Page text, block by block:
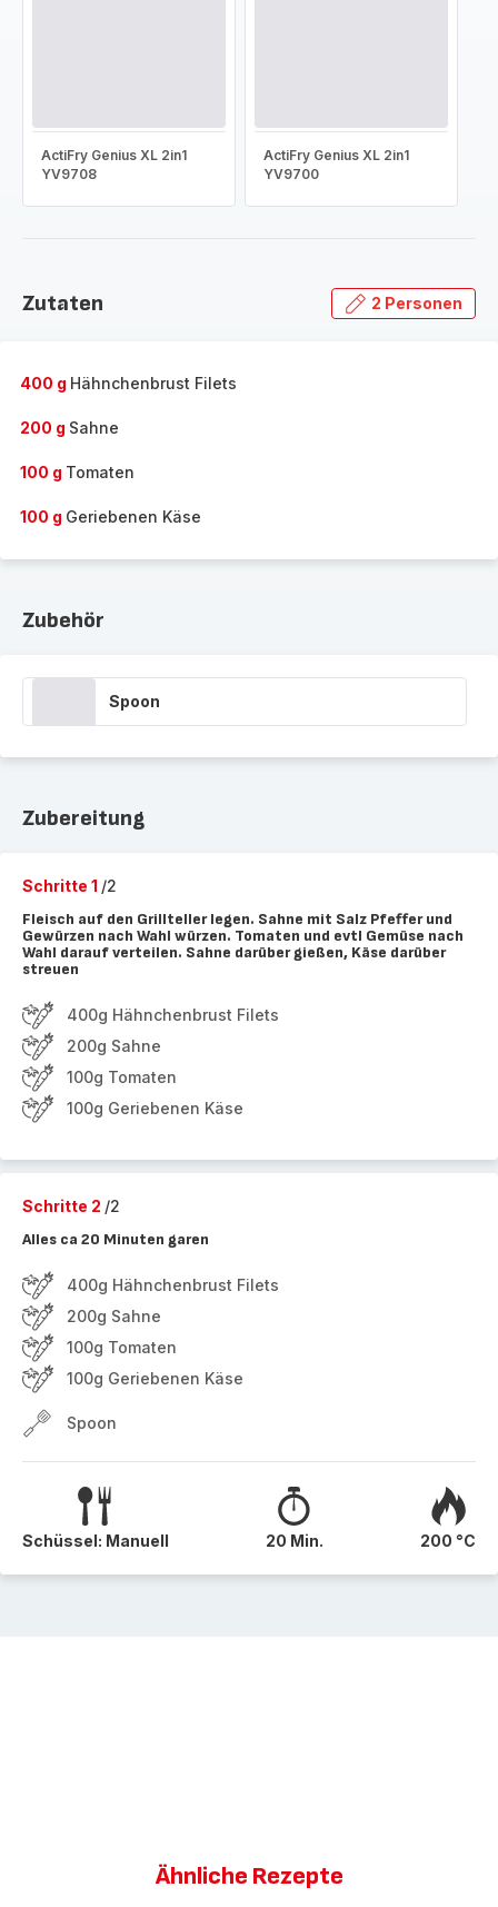
ActiFry Genius XL 2in1
YV9708
ActiFry Genius XL 2in1
YV9700
Zutaten 2 Personen
400 g Hähnchenbrust Filets
200 g Sahne
100 g Tomaten
100 g Geriebenen Käse
Zubehör
Spoon
Zubereitung
Schritte 1 /2
Fleisch auf den Grillteller legen. Sahne mit Salz Pfeffer und
Gewürzen nach Wahl würzen. Tomaten und evtl Gemüse nach
Wahl darauf verteilen. Sahne darüber gießen, Käse darüber
streuen
400g Hähnchenbrust Filets
200g Sahne
100g Tomaten
100g Geriebenen Käse
Schritte 2 /2
Alles ca 20 Minuten garen
400g Hähnchenbrust Filets
200g Sahne
100g Tomaten
100g Geriebenen Käse
Spoon
Schüssel: Manuell 20 Min. 200 °C
Ähnliche Rezepte